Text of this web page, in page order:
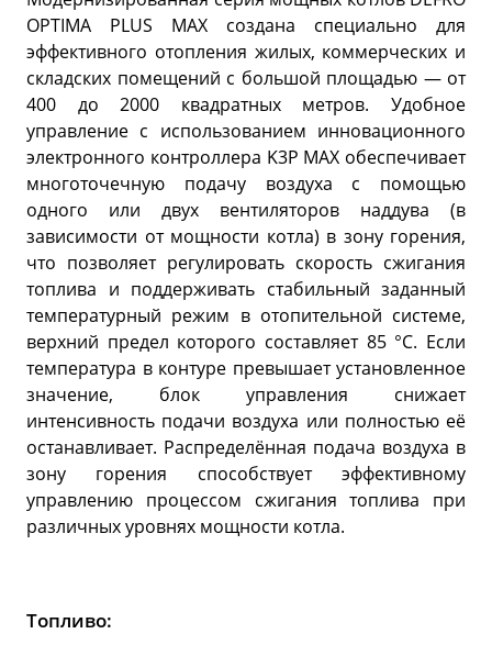
OPTIMA PLUS MAX создана специально для
эффективного отопления жилых, коммерческих и
складских помещений с большой площадью — от
400 до 2000 квадратных метров. Удобное
управление с использованием инновационного
электронного контроллера K3P MAX обеспечивает
многоточечную подачу воздуха с помощью
одного или двух вентиляторов наддува (в
зависимости от мощности котла) в зону горения,
что позволяет регулировать скорость сжигания
топлива и поддерживать стабильный заданный
температурный режим в отопительной системе,
верхний предел которого составляет 85 °C. Если
температура в контуре превышает установленное
значение, блок управления снижает
интенсивность подачи воздуха или полностью её
останавливает. Распределённая подача воздуха в
зону горения способствует эффективному
управлению процессом сжигания топлива при
различных уровнях мощности котла.
Топливо: